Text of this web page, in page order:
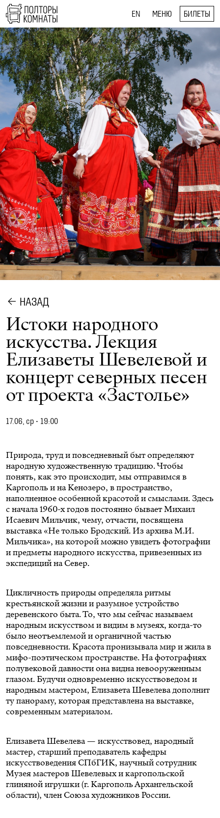
EN МЕНЮ БИЛЕТЫ
НАЗАД
Истоки народного
искусства. Лекция
Елизаветы Шевелевой и
концерт северных песен
от проекта «Застолье»
17.06, ср • 19:00
Природа, труд и повседневный быт определяют
народную художественную традицию. Чтобы
понять, как это происходит, мы отправимся в
Каргополь и на Кенозеро, в пространство,
наполненное особенной красотой и смыслами. Здесь
с начала 1960-х годов постоянно бывает Михаил
Исаевич Мильчик, чему, отчасти, посвящена
выставка «Не только Бродский. Из архива М.И.
Мильчика», на которой можно увидеть фотографии
и предметы народного искусства, привезенных из
экспедиций на Север.
Цикличность природы определяла ритмы
крестьянской жизни и разумное устройство
деревенского быта. То, что мы сейчас называем
народным искусством и видим в музеях, когда-то
было неотъемлемой и органичной частью
повседневности. Красота пронизывала мир и жила в
мифо-поэтическом пространстве. На фотографиях
полувековой давности она видна невооруженным
глазом. Будучи одновременно искусствоведом и
народным мастером, Елизавета Шевелева дополнит
ту панораму, которая представлена на выставке,
современным материалом.
Елизавета Шевелева — искусствовед, народный
мастер, старший преподаватель кафедры
искусствоведения СПбГИК, научный сотрудник
Музея мастеров Шевелевых и каргопольской
глиняной игрушки (г. Каргополь Архангельской
области), член Союза художников России.